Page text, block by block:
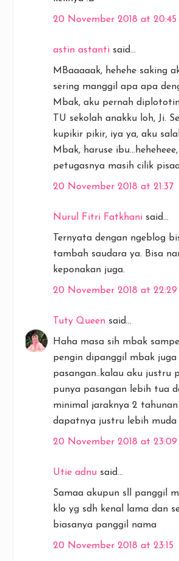
20 November 2018 at 20:45
astin astanti said...
MBaaaaak, hehehe saking
sering manggil apa apa
Mbak, aku pernah
TU sekolah anakku loh, Ji.
kupikir pikir, iya ya, aku
Mbak, haruse
petugasnya masih cilik
20 November 2018 at 21:37
Nurul Fitri Fatkhani said...
Ternyata dengan ngeblog
tambah saudara ya. Bisa
keponakan juga.
20 November 2018 at 22:29
Tuty Queen said...
Haha masa sih mbak
pengin dipanggil mbak juga
pasangan..kalau aku justru
punya pasangan lebih tua
minimal jaraknya 2
dapatnya justru lebih muda
20 November 2018 at 23:09
Utie adnu said...
Samaa akupun sll panggil
klo yg sdh kenal lama dan
biasanya panggil nama
20 November 2018 at 23:15